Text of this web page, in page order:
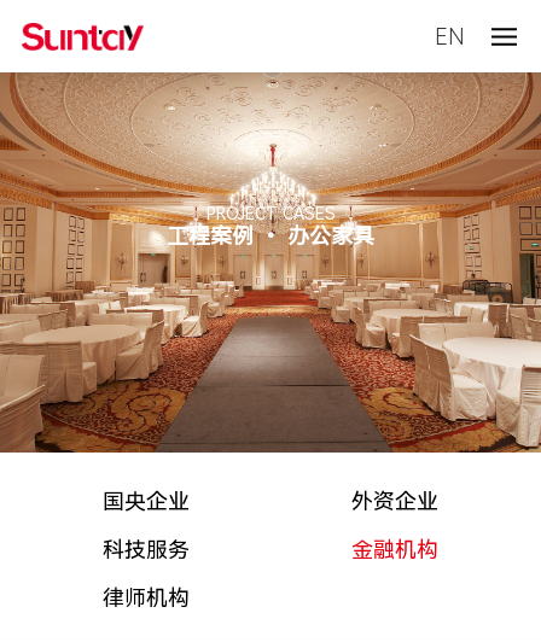
EN
PROJECT CASES
工程案例 • 办公家具
国央企业
外资企业
科技服务
金融机构
律师机构